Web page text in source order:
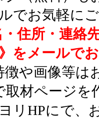
でお気軽に
・住所・連絡
をメールで
や画像等は
取材ページを
リHPにで、